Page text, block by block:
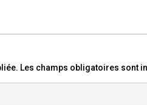
Les champs obligatoires sont